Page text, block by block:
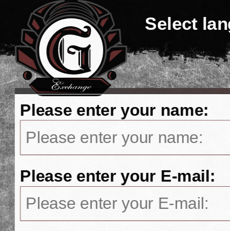
Select
Please enter your name:
Please enter your E-mail: